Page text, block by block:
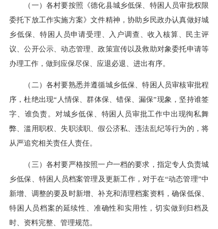
（一）各村要按照《德化县城乡低保、特困人员审批权限
委托下放工作实施方案》文件精神，协助乡民政办认真做好城
乡低保、特困人员申请受理、入户调查、收入核算、民主评
议、公开公示、动态管理、政策宣传以及救助对象委托申请等
办理工作，做到应保尽保、应退必退、进出有序。
（二）各村要熟悉并遵循城乡低保、特困人员审核审批程
序，杜绝出现“人情保、群体保、错保、漏保”现象，坚持谁签
字、谁负责。对城乡低保、特困人员审批工作中出现徇私舞
弊、滥用职权、失职渎职、假公济私、违法乱纪等行为的，将
从严追究相关责任人责任。
（三）各村要严格按照一户一档的要求，指定专人负责城
乡低保、特困人员档案管理及更新工作，对于在“动态管理”中
新增、调整的要及时新增、补充和清理档案资料，确保低保、
特困人员档案的延续性、准确性和实用性，切实做到归档及
时、资料完整、管理规范。